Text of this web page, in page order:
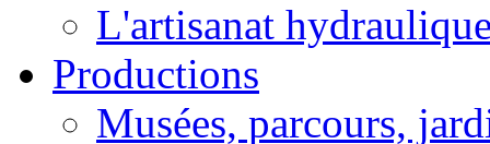
L'artisanat
Productions
Musées, parcours,